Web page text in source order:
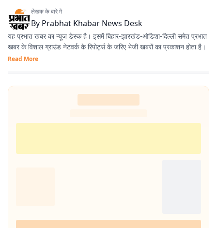
लेखक के बारे में
By Prabhat Khabar News Desk
यह प्रभात खबर का न्यूज डेस्क है। इसमें बिहार-झारखंड-ओडिशा-दिल्‍ली समेत प्रभात
खबर के विशाल ग्राउंड नेटवर्क के रिपोर्ट्स के जरिए भेजी खबरों का प्रकाशन होता है।
Read More